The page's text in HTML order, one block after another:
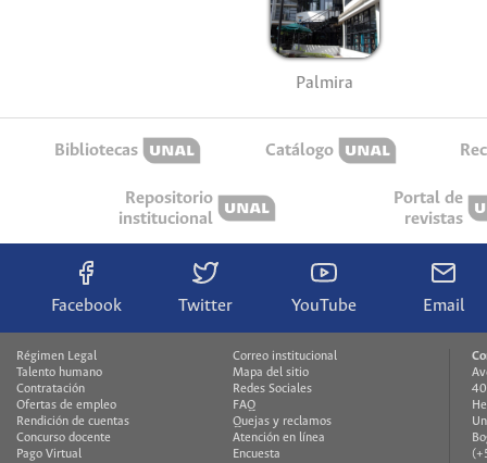
Palmira
Bibliotecas Catálogo
Repositorio
institucional
Portal de
revistas
Facebook Twitter YouTube Email
Régimen Legal
Talento humano
Contratación
Ofertas de empleo
Rendición de cuentas
Concurso docente
Pago Virtual
Correo institucional
Mapa del sitio
Redes Sociales
FAQ
Quejas y reclamos
Atención en línea
Encuesta